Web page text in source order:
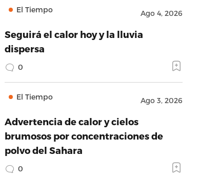
El Tiempo Ago 4, 2026
Seguirá el calor hoy y la lluvia
dispersa
0
El Tiempo Ago 3, 2026
Advertencia de calor y cielos
brumosos por concentraciones de
polvo del Sahara
0